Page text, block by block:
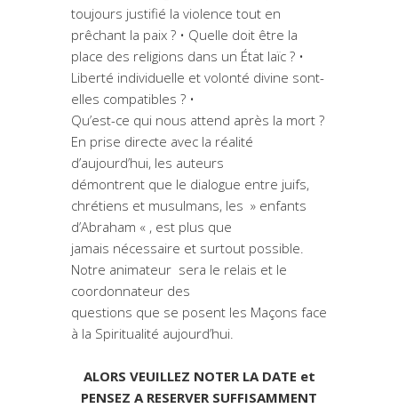
toujours justifié la violence tout en
prêchant la paix ? • Quelle doit être la
place des religions dans un État laïc ? •
Liberté individuelle et volonté divine sont-
elles compatibles ? •
Qu’est-ce qui nous attend après la mort ?
En prise directe avec la réalité
d’aujourd’hui, les auteurs
démontrent que le dialogue entre juifs,
chrétiens et musulmans, les » enfants
d’Abraham « , est plus que
jamais nécessaire et surtout possible.
Notre animateur sera le relais et le
coordonnateur des
questions que se posent les Maçons face
à la Spiritualité aujourd’hui.
ALORS VEUILLEZ NOTER LA DATE et
PENSEZ A RESERVER SUFFISAMMENT